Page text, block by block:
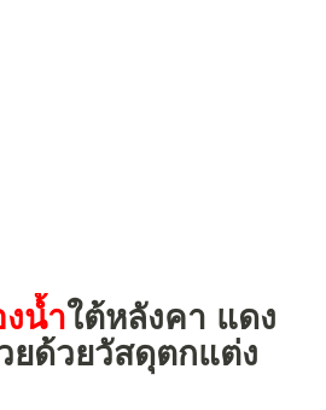
น้ำใต้หลังคา แดง
ยด้วยวัสดุตกแต่ง